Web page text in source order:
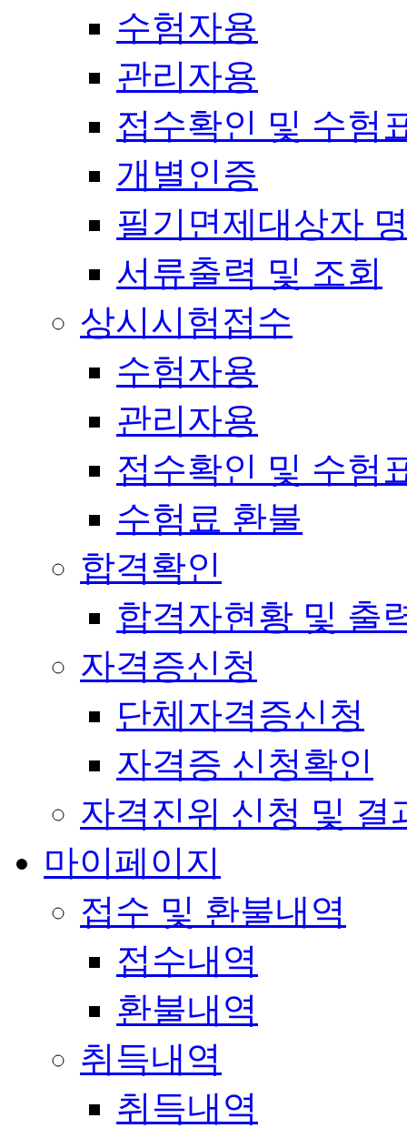
수험자용
관리자용
접수확인 및 수험
개별인증
필기면제대상자
서류출력 및 조회
상시시험접수
수험자용
관리자용
접수확인 및 수험
수험료 환불
합격확인
합격자현황 및 출
자격증신청
단체자격증신청
자격증 신청확인
자격진위 신청 및 결
마이페이지
접수 및 환불내역
접수내역
환불내역
취득내역
취득내역